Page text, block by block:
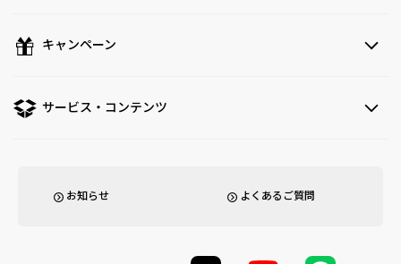
キャンペーン
サービス・コンテンツ
お知らせ よくあるご質問